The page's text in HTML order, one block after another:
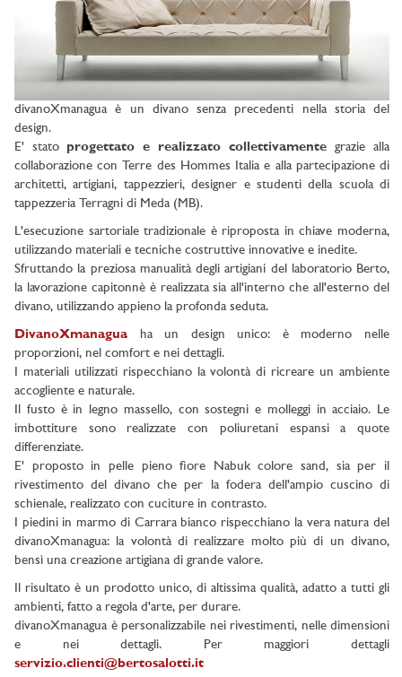
divanoXmanagua è un divano senza precedenti nella storia del
design.
E' stato progettato e realizzato collettivamente grazie alla
collaborazione con Terre des Hommes Italia e alla partecipazione di
architetti, artigiani, tappezzieri, designer e studenti della scuola di
tappezzeria Terragni di Meda (MB).
L'esecuzione sartoriale tradizionale è riproposta in chiave moderna,
utilizzando materiali e tecniche costruttive innovative e inedite.
Sfruttando la preziosa manualità degli artigiani del laboratorio Berto,
la lavorazione capitonnè è realizzata sia all'interno che all'esterno del
divano, utilizzando appieno la profonda seduta.
DivanoXmanagua ha un design unico: è moderno nelle
proporzioni, nel comfort e nei dettagli.
I materiali utilizzati rispecchiano la volontà di ricreare un ambiente
accogliente e naturale.
Il fusto è in legno massello, con sostegni e molleggi in acciaio. Le
imbottiture sono realizzate con poliuretani espansi a quote
differenziate.
E' proposto in pelle pieno fiore Nabuk colore sand, sia per il
rivestimento del divano che per la fodera dell'ampio cuscino di
schienale, realizzato con cuciture in contrasto.
I piedini in marmo di Carrara bianco rispecchiano la vera natura del
divanoXmanagua: la volontà di realizzare molto più di un divano,
bensì una creazione artigiana di grande valore.
Il risultato è un prodotto unico, di altissima qualità, adatto a tutti gli
ambienti, fatto a regola d'arte, per durare.
divanoXmanagua è personalizzabile nei rivestimenti, nelle dimensioni
e nei dettagli. Per maggiori dettagli
servizio.clienti@bertosalotti.it